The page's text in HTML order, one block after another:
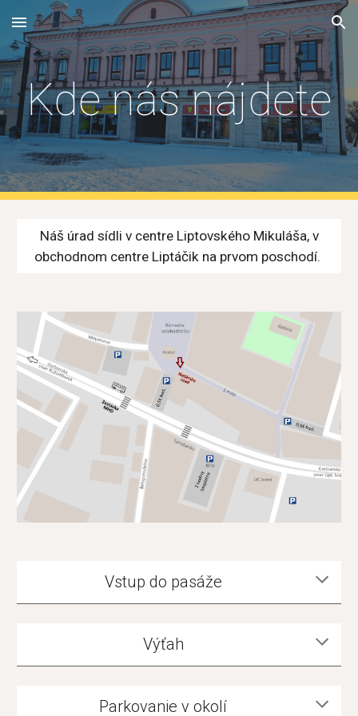
Skip to main content Skip to navigation
Kde nás nájdete
Náš úrad sídli v centre Liptovského Mikuláša, v
obchodnom centre Liptáčik na prvom poschodí.
Vstup do pasáže
Výťah
Parkovanie v okolí